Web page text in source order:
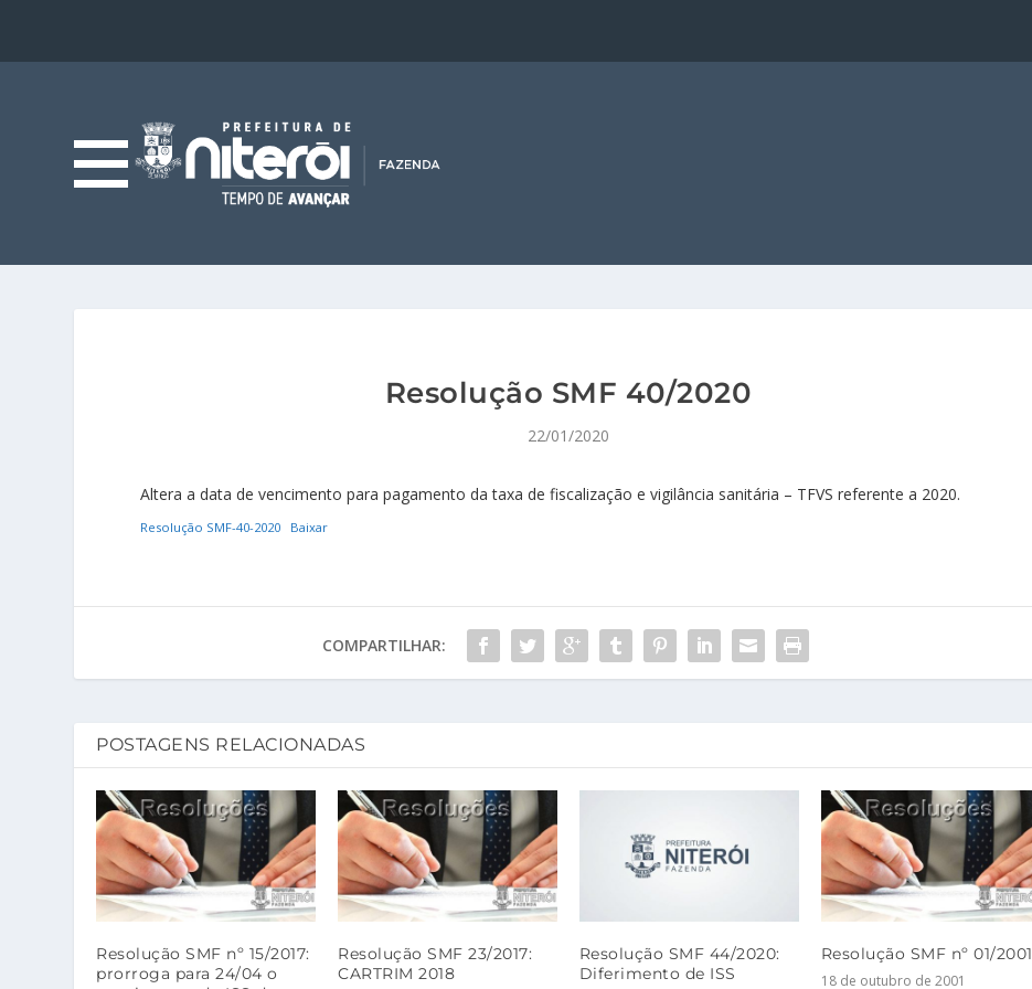
Resolução SMF 40/2020
22/01/2020
Altera a data de vencimento para pagamento da taxa de fiscalização e vigilância sanitária – TFVS referente a 2020.
Resolução SMF-40-2020 Baixar
COMPARTILHAR:
POSTAGENS RELACIONADAS
Resolução SMF nº 15/2017:
prorroga para 24/04 o
Resolução SMF 23/2017:
CARTRIM 2018
Resolução SMF 44/2020:
Diferimento de ISS
Resolução SMF nº 01/2001
18 de outubro de 2001